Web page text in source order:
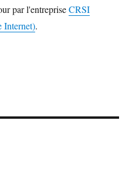
par l'entrepriseCRSI
Internet).